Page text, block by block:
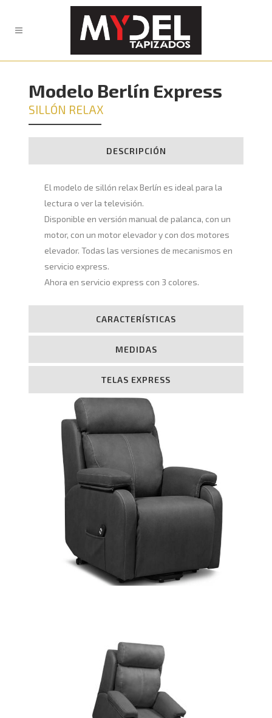
Modelo Berlín Express
SILLÓN RELAX
DESCRIPCIÓN
El modelo de sillón relax Berlín es ideal para la
lectura o ver la televisión.
Disponible en versión manual de palanca, con un
motor, con un motor elevador y con dos motores
elevador. Todas las versiones de mecanismos en
servicio express.
Ahora en servicio express con 3 colores.
CARACTERÍSTICAS
MEDIDAS
TELAS EXPRESS